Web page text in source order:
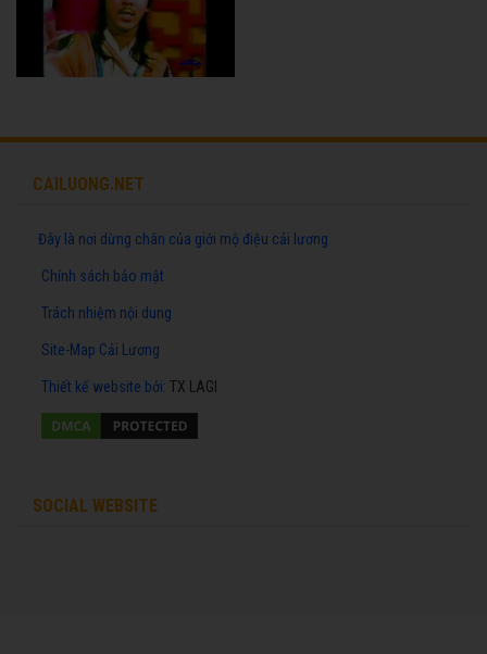
CAILUONG.NET
Đây là nơi dừng chân của giới mộ điệu cải lương
Chính sách bảo mật
Trách nhiệm nội dung
Site-Map Cải Lương
Thiết kế website bởi: TX LAGI
SOCIAL WEBSITE